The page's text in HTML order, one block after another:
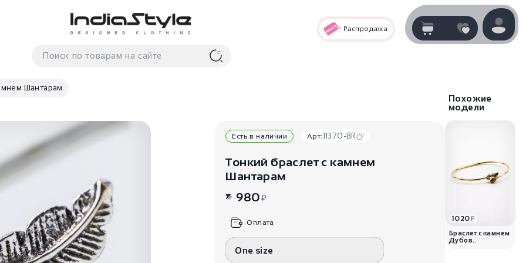
Распродажа
Шантарам
Есть в наличии Арт: 11370-BR
Тонкий браслет с камнем
Шантарам
980₽
Оплата
One size
Похожие
модели
1020₽
Браслет с камнем
Дубов..